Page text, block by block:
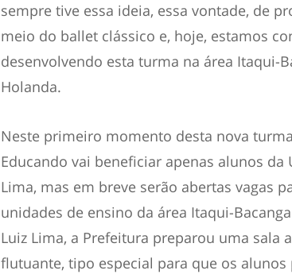
sempre tive essa ideia, essa vontade, de
meio do ballet clássico e, hoje, estamos
desenvolvendo esta turma na área Itaqui-
Holanda.
Neste primeiro momento desta nova
Educando vai beneficiar apenas alunos da
Lima, mas em breve serão abertas vagas
unidades de ensino da área Itaqui-
Luiz Lima, a Prefeitura preparou uma sala
flutuante, tipo especial para que os